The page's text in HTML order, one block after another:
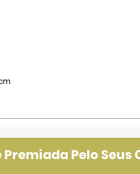
Premiada Pelo Seus